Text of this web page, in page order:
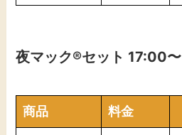
夜マック®セット 17:00〜
商品 料金